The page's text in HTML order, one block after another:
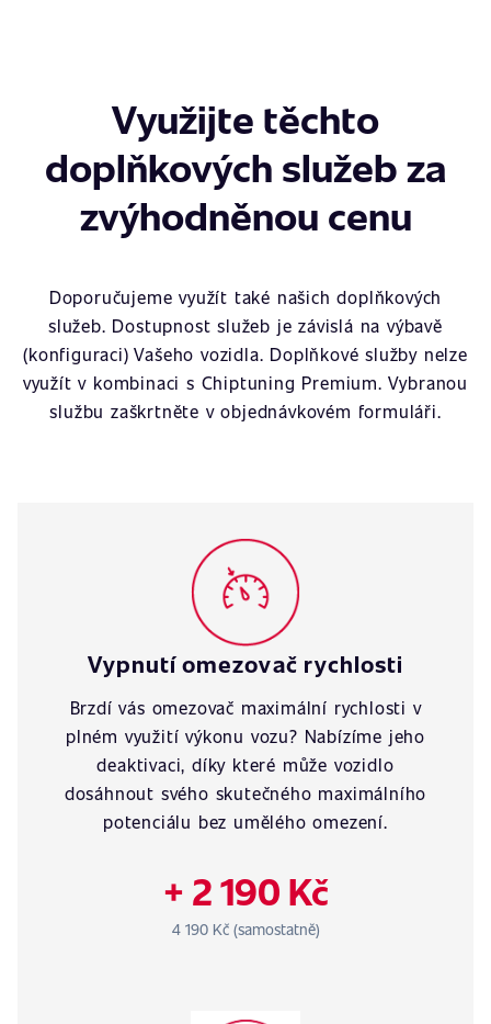
Využijte těchto
doplňkových služeb za
zvýhodněnou cenu
Doporučujeme využít také našich doplňkových
služeb. Dostupnost služeb je závislá na výbavě
(konfiguraci) Vašeho vozidla. Doplňkové služby nelze
využít v kombinaci s Chiptuning Premium. Vybranou
službu zaškrtněte v objednávkovém formuláři.
Vypnutí omezovač rychlosti
Brzdí vás omezovač maximální rychlosti v
plném využití výkonu vozu? Nabízíme jeho
deaktivaci, díky které může vozidlo
dosáhnout svého skutečného maximálního
potenciálu bez umělého omezení.
+ 2 190 Kč
4 190 Kč (samostatně)